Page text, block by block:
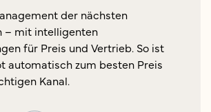
der nächsten
– mit intelligenten
für Preis und Vertrieb. So ist
automatisch zum besten Preis
Kanal.